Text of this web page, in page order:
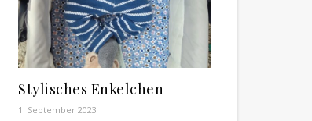
Stylisches Enkelchen
1. September 2023